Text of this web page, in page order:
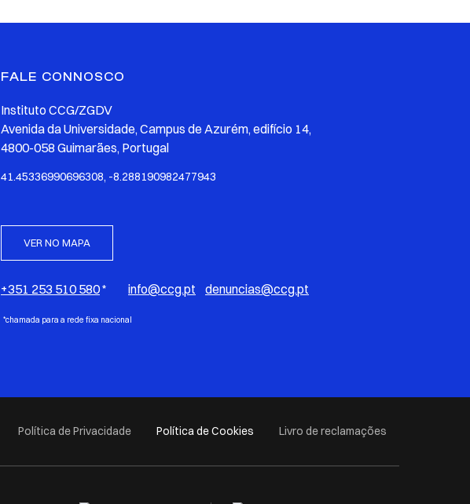
FALE CONNOSCO
Instituto CCG/ZGDV
Avenida da Universidade, Campus de Azurém, edifício 14,
4800-058 Guimarães, Portugal
41.45336990696308, -8.288190982477943
VER NO MAPA
+351 253 510 580* info@ccg.pt denuncias@ccg.pt
*chamada para a rede fixa nacional
Política de Privacidade Política de Cookies Livro de reclamações